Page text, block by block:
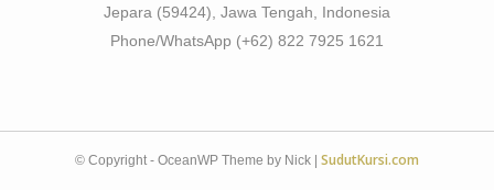
Jepara (59424), Jawa Tengah, Indonesia
Phone/WhatsApp (+62) 822 7925 1621
© Copyright - OceanWP Theme by Nick | SudutKursi.com